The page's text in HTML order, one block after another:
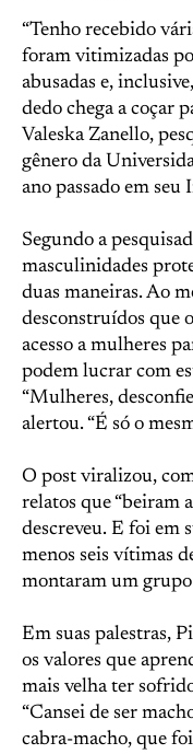
“Tenho recebido
foram vitimizadas
abusadas e,
dedo chega a coçar
Valeska Zanello,
gênero da
ano passado em seu
Segundo a
masculinidades
duas maneiras. Ao
desconstruídos que
acesso a mulheres
podem lucrar com
“Mulheres,
alertou. “É só o
O post viralizou,
relatos que “beiram
descreveu. E foi em
menos seis vítimas
montaram um
Em suas palestras,
os valores que
mais velha ter
“Cansei de ser
cabra-macho, que